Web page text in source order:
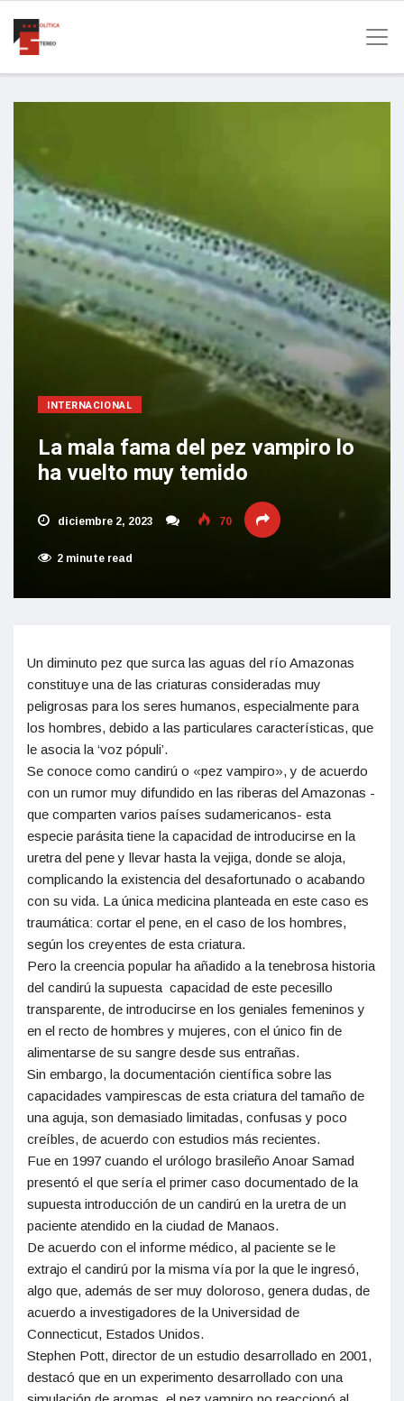
INTERNACIONAL
La mala fama del pez vampiro lo
ha vuelto muy temido
diciembre 2, 2023 70
2 minute read
Un diminuto pez que surca las aguas del río Amazonas
constituye una de las criaturas consideradas muy
peligrosas para los seres humanos, especialmente para
los hombres, debido a las particulares características, que
le asocia la ‘voz pópuli’.
Se conoce como candirú o «pez vampiro», y de acuerdo
con un rumor muy difundido en las riberas del Amazonas -
que comparten varios países sudamericanos- esta
especie parásita tiene la capacidad de introducirse en la
uretra del pene y llevar hasta la vejiga, donde se aloja,
complicando la existencia del desafortunado o acabando
con su vida. La única medicina planteada en este caso es
traumática: cortar el pene, en el caso de los hombres,
según los creyentes de esta criatura.
Pero la creencia popular ha añadido a la tenebrosa historia
del candirú la supuesta capacidad de este pecesillo
transparente, de introducirse en los geniales femeninos y
en el recto de hombres y mujeres, con el único fin de
alimentarse de su sangre desde sus entrañas.
Sin embargo, la documentación científica sobre las
capacidades vampirescas de esta criatura del tamaño de
una aguja, son demasiado limitadas, confusas y poco
creíbles, de acuerdo con estudios más recientes.
Fue en 1997 cuando el urólogo brasileño Anoar Samad
presentó el que sería el primer caso documentado de la
supuesta introducción de un candirú en la uretra de un
paciente atendido en la ciudad de Manaos.
De acuerdo con el informe médico, al paciente se le
extrajo el candirú por la misma vía por la que le ingresó,
algo que, además de ser muy doloroso, genera dudas, de
acuerdo a investigadores de la Universidad de
Connecticut, Estados Unidos.
Stephen Pott, director de un estudio desarrollado en 2001,
destacó que en un experimento desarrollado con una